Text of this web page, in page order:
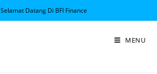
Selamat Datang Di BFI Finance
MENU